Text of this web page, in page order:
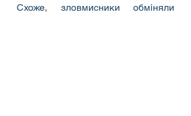
Схоже, зловмисники обміняли